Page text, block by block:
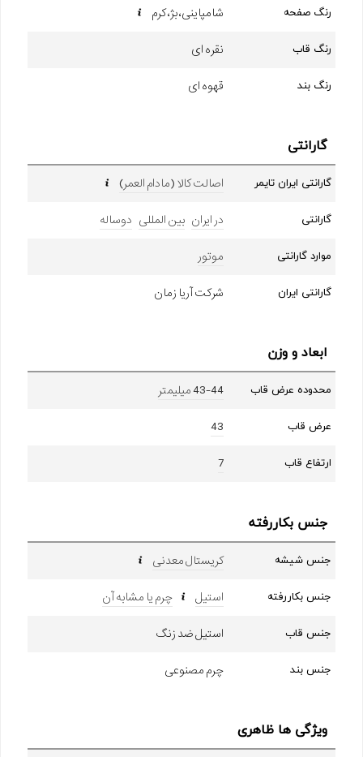
رنگ صفحه شامپاینی، بژ، کرم
رنگ قاب نقره ای
رنگ بند قهوه ای
گارانتی
گارانتی ایران تایمر اصالت کالا (مادام العمر)
گارانتی در ایران بین المللی دوساله
موارد گارانتی موتور
گارانتی ایران شرکت آریا زمان
ابعاد و وزن
محدوده عرض قاب 43-44 میلیمتر
عرض قاب 43
ارتفاع قاب 7
جنس بکاررفته
جنس شیشه کریستال معدنی
جنس بکاررفته استیل چرم یا مشابه آن
جنس قاب استیل ضد زنگ
جنس بند چرم مصنوعی
ویژگی ها ظاهری